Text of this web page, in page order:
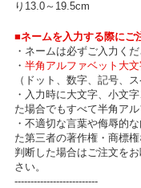
り13.0～19.5cm
■ネームを入力する際にご
・ネームは必ずご入力くだ
・ 半角アルファベット大
（ドット、数字、記号、ス
・入力時に大文字、小文
た場合でもすべて半角ア
・不適切な言葉や侮辱的
た第三者の著作権・商標
判断した場合はご注文を
さい。
--------------------------